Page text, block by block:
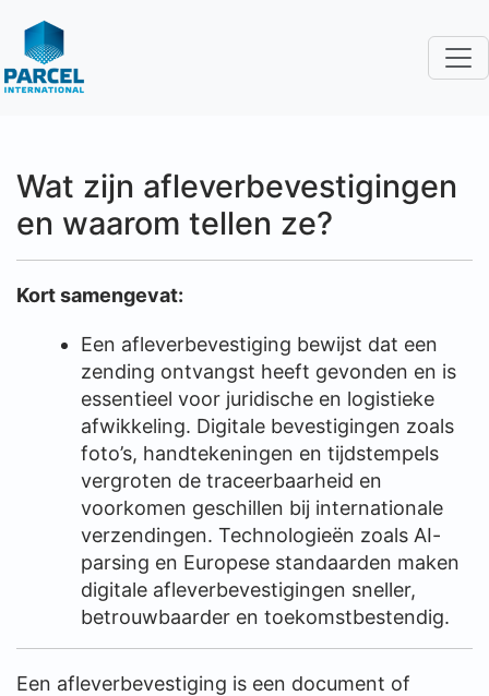
Wat zijn afleverbevestigingen
en waarom tellen ze?
Kort samengevat:
Een afleverbevestiging bewijst dat een
zending ontvangst heeft gevonden en is
essentieel voor juridische en logistieke
afwikkeling. Digitale bevestigingen zoals
foto’s, handtekeningen en tijdstempels
vergroten de traceerbaarheid en
voorkomen geschillen bij internationale
verzendingen. Technologieën zoals AI-
parsing en Europese standaarden maken
digitale afleverbevestigingen sneller,
betrouwbaarder en toekomstbestendig.
Een afleverbevestiging is een document of